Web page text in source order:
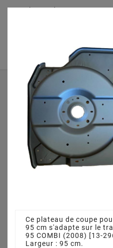
Plateaudecoupe.com :
Accueil
Plateau de coupe 95 cm
COMBI
Ce plateau de coupe
95 cm s'adapte sur le
95 COMBI (2008) [13-
Largeur : 95 cm.